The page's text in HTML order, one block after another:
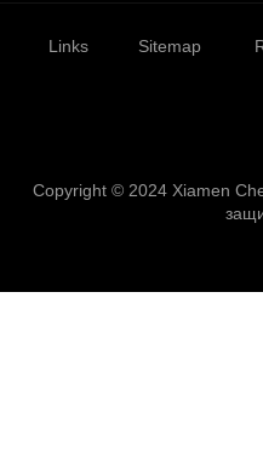
Links Sitemap
Copyright © 2024 Xiamen